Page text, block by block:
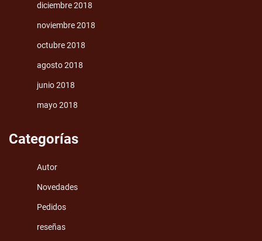
diciembre 2018
noviembre 2018
octubre 2018
agosto 2018
junio 2018
mayo 2018
Categorías
Autor
Novedades
Pedidos
reseñas